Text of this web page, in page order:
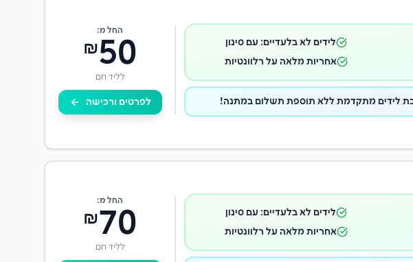
לידים לא בלעדיים: עם סינון
אחריות מלאה על רלוונטיות
החל מ:
₪50
לליד חם
לפרטים ורכישה
לידים לא בלעדיים: עם סינון
אחריות מלאה על רלוונטיות
החל מ:
₪70
לליד חם